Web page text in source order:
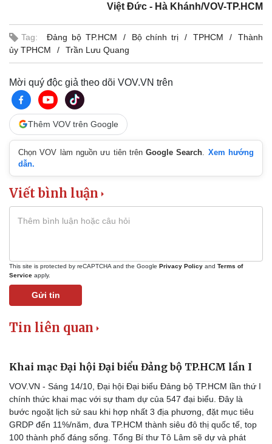
Sức khỏe
Cây thuốc
Sản phụ khoa
Nhi khoa
Nam khoa
Làm đẹp - giảm cân
Ăn sạch sống khỏe
Blog
Việt Đức - Hà Khánh/VOV-TP.HCM
Tag: Đảng bộ TP.HCM Bộ chính trị TPHCM
Thành
ủy TPHCM
Trần Lưu Quang
Mời quý độc giả theo dõi VOV.VN trên
Thêm VOV trên Google
Chọn VOV làm nguồn ưu tiên trênGoogle Search
Xem hướng
dẫn.
Viết bình luận
This site is protected by reCAPTCHA and the Google Privacy Policy and Terms of
Service apply.
Gửi tin
Tin liên quan
Khai mạc Đại hội Đại biểu Đảng bộ TP.HCM lần I
VOV.VN - Sáng 14/10, Đại hội Đại biểu Đảng bộ TP.HCM lần thứ I
chính thức khai mạc với sự tham dự của 547 đại biểu. Đây là
bước ngoặt lịch sử sau khi hợp nhất 3 địa phương, đặt mục tiêu
GRDP đến 11%/năm, đưa TP.HCM thành siêu đô thị quốc tế, top
100 thành phố đáng sống. Tổng Bí thư Tô Lâm sẽ dự và phát